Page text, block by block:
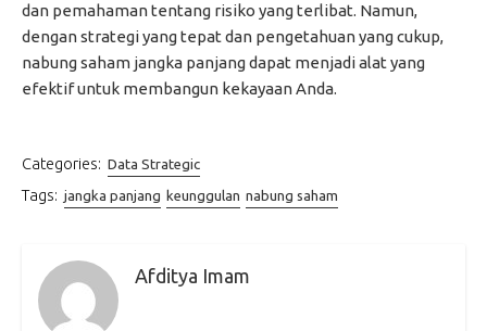
dan pemahaman tentang risiko yang terlibat. Namun,
dengan strategi yang tepat dan pengetahuan yang cukup,
nabung saham jangka panjang dapat menjadi alat yang
efektif untuk membangun kekayaan Anda.
Categories: Data Strategic
Tags: jangka panjang keunggulan nabung saham
Afditya Imam